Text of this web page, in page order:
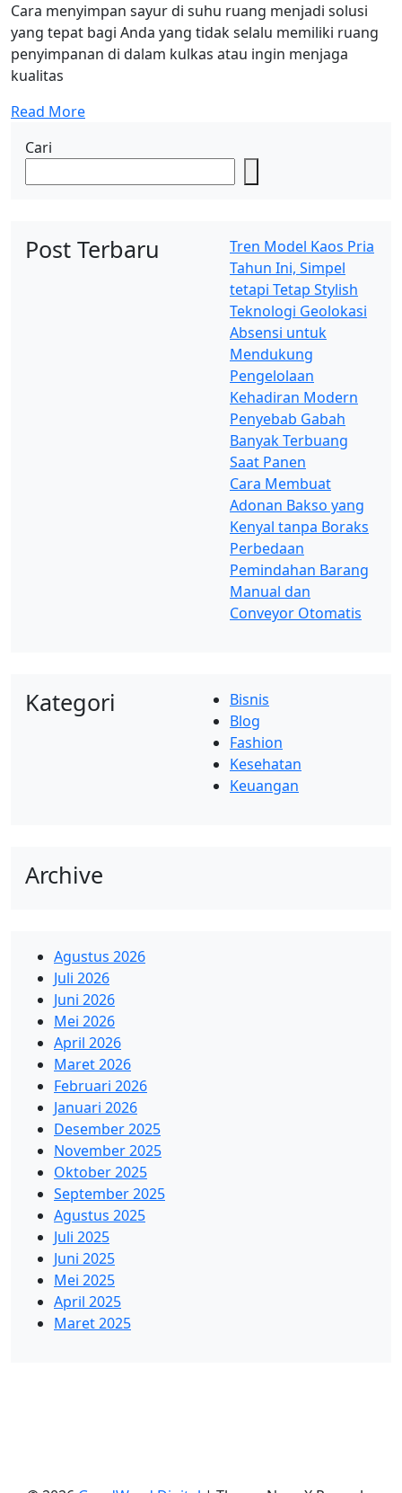
Cara menyimpan sayur di suhu ruang menjadi solusi
yang tepat bagi Anda yang tidak selalu memiliki ruang
penyimpanan di dalam kulkas atau ingin menjaga
kualitas
Read More
Cari
Post Terbaru
Tren Model Kaos Pria
Tahun Ini, Simpel
tetapi Tetap Stylish
Teknologi Geolokasi
Absensi untuk
Mendukung
Pengelolaan
Kehadiran Modern
Penyebab Gabah
Banyak Terbuang
Saat Panen
Cara Membuat
Adonan Bakso yang
Kenyal tanpa Boraks
Perbedaan
Pemindahan Barang
Manual dan
Conveyor Otomatis
Kategori
Bisnis
Blog
Fashion
Kesehatan
Keuangan
Archive
Agustus 2026
Juli 2026
Juni 2026
Mei 2026
April 2026
Maret 2026
Februari 2026
Januari 2026
Desember 2025
November 2025
Oktober 2025
September 2025
Agustus 2025
Juli 2025
Juni 2025
Mei 2025
April 2025
Maret 2025